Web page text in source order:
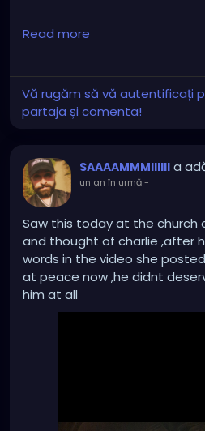
@greggutfeld
Read more
Vă rugăm să vă autentificați
partaja și comenta!
SAAAAMMMIIIIII a
un an în urmă-
Saw this today at the church
and thought of charlie ,after
words in the video she
at peace now ,he didnt
him at all